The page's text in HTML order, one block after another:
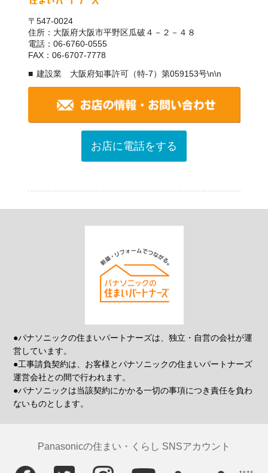
〒547-0024
住所：大阪府大阪市平野区瓜破４－２－４８
電話：06-6760-0555
FAX：06-6707-7778
建設業 大阪府知事許可（特-7）第059153号\n\n
お店に電話をする
●パナソニックの住まいパートナーズは、独立・自営の会社が運
営しています。
●工事請負契約は、お客様とパナソニックの住まいパートナーズ
運営会社との間で行われます。
●パナソニックは当該契約にかかる一切の事項につき責任を負わ
ないものとします。
Panasonicの住まい・くらし SNSアカウント